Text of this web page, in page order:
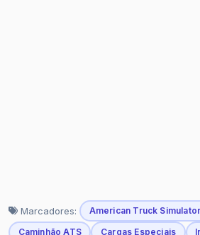
Marcadores: American Truck Simulator
Caminhão ATS
Cargas Especiais